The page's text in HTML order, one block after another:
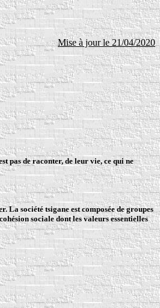
Mise à jour le 21/04/2020
pas de raconter, de leur vie, ce qui ne
La société tsigane est composée de groupes
sociale dont les valeurs essentielles